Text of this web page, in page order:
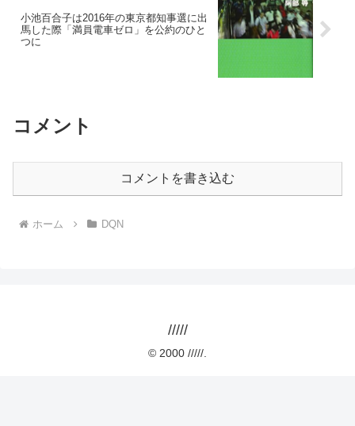
小池百合子は2016年の東京都知事選に出
馬した際「満員電車ゼロ」を公約のひと
つに
コメント
コメントを書き込む
ホーム DQN
/////
© 2000 /////.